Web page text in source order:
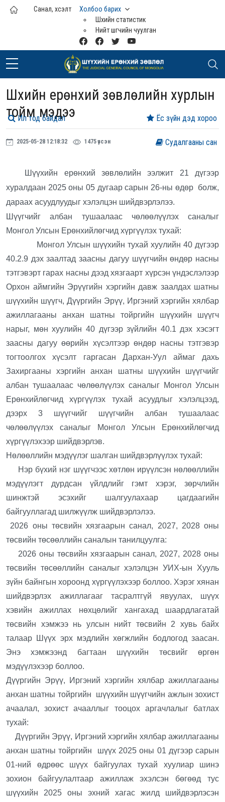
Үндсэн агуулга руу шилжих
Санал, хүсэлт
Холбоо барих
Шүүхийн статистик
Нийт шүүгчийн чуулган
Шүүхийн ерөнхий зөвлөлийн хурлын
тойм мэдээ
2025-05-28 12:18:32 1475 үзсэн
Шүүхийн ерөнхий зөвлөлийн ээлжит 21 дүгээр
хуралдаан 2025 оны 05 дугаар сарын 26-ны өдөр болж,
дараах асуудлуудыг хэлэлцэн шийдвэрлэлээ.
Шүүгчийг албан тушаалаас чөлөөлүүлэх саналыг
Монгол Улсын Ерөнхийлөгчид хүргүүлэх тухай:
Монгол Улсын шүүхийн тухай хуулийн 40 дүгээр
40.2.9 дэх заалтад заасны дагуу шүүгчийн өндөр насны
тэтгэвэрт гарах насны дээд хязгаарт хүрсэн үндэслэлээр
Орхон аймгийн Эрүүгийн хэргийн давж заалдах шатны
шүүхийн шүүгч, Дүүргийн Эрүү, Иргэний хэргийн хялбар
ажиллагааны анхан шатны тойргийн шүүхийн шүүгч
нарыг, мөн хуулийн 40 дүгээр зүйлийн 40.1 дэх хэсэгт
заасны дагуу өөрийн хүсэлтээр өндөр насны тэтгэвэр
тогтоолгох хүсэлт гаргасан Дархан-Уул аймаг дахь
Захиргааны хэргийн анхан шатны шүүхийн шүүгчийг
албан тушаалаас чөлөөлүүлэх саналыг Монгол Улсын
Ерөнхийлөгчид хүргүүлэх тухай асуудлыг хэлэлцээд,
дээрх 3 шүүгчийг шүүгчийн албан тушаалаас
чөлөөлүүлэх саналыг Монгол Улсын Ерөнхийлөгчид
хүргүүлэхээр шийдвэрлэв.
Нөлөөллийн мэдүүлэг шалган шийдвэрлүүлэх тухай:
Нэр бүхий нэг шүүгчээс хөтлөн ирүүлсэн нөлөөллийн
мэдүүлэгт дурдсан үйлдлийг гэмт хэрэг, зөрчлийн
шинжтэй эсэхийг шалгуулахаар цагдаагийн
байгууллагад шилжүүлж шийдвэрлэлээ.
2026 оны төсвийн хязгаарын санал, 2027, 2028 оны
төсвийн төсөөллийн саналын танилцуулга:
2026 оны төсвийн хязгаарын санал, 2027, 2028 оны
төсвийн төсөөллийн саналыг хэлэлцэн УИХ-ын Хууль
зүйн байнгын хороонд хүргүүлэхээр боллоо. Хэрэг хянан
шийдвэрлэх ажиллагааг тасралтгүй явуулах, шүүх
хэвийн ажиллах нөхцөлийг хангахад шаардлагатай
төсвийн хэмжээ нь улсын нийт төсвийн 2 хувь байх
талаар Шүүх эрх мэдлийн хөгжлийн бодлогод заасан.
Энэ хэмжээнд багтаан шүүхийн төсвийг өргөн
мэдүүлэхээр боллоо.
Дүүргийн Эрүү, Иргэний хэргийн хялбар ажиллагааны
анхан шатны тойргийн шүүхийн шүүгчийн ажлын зохист
ачаалал, зохист ачааллыг тооцох аргачлалыг батлах
тухай:
Дүүргийн Эрүү, Иргэний хэргийн хялбар ажиллагааны
анхан шатны тойргийн шүүх 2025 оны 01 дүгээр сарын
01-ний өдрөөс шүүх байгуулах тухай хуулиар шинэ
зохион байгуулалтаар ажиллаж эхэлсэн бөгөөд тус
шүүхийн 2025 оны эхний хагас жилд шийдвэрлэсэн
Судалгааны сан
Ёс зүйн дэд хороо
Ил тод байдал